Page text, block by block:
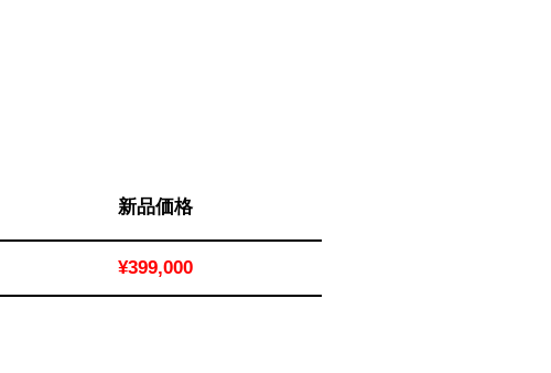
新品価格
¥399,000